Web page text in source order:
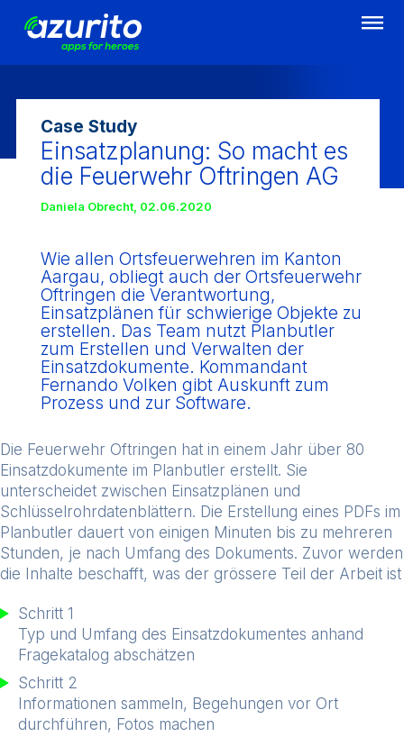
zum
Case Study
Einsatzplanung: So macht es
die Feuerwehr Oftringen AG
Daniela Obrecht, 02.06.2020
Wie allen Ortsfeuerwehren im Kanton
Aargau, obliegt auch der Ortsfeuerwehr
Oftringen die Verantwortung,
Einsatzplänen für schwierige Objekte zu
erstellen. Das Team nutzt Planbutler
zum Erstellen und Verwalten der
Einsatzdokumente. Kommandant
Fernando Volken gibt Auskunft zum
Prozess und zur Software.
Die Feuerwehr Oftringen hat in einem Jahr über 80
Einsatzdokumente im Planbutler erstellt. Sie
unterscheidet zwischen Einsatzplänen und
Schlüsselrohrdatenblättern. Die Erstellung eines PDFs im
Planbutler dauert von einigen Minuten bis zu mehreren
Stunden, je nach Umfang des Dokuments. Zuvor werden
die Inhalte beschafft, was der grössere Teil der Arbeit ist
Schritt 1
Typ und Umfang des Einsatzdokumentes anhand
Fragekatalog abschätzen
Schritt 2
Informationen sammeln, Begehungen vor Ort
durchführen, Fotos machen